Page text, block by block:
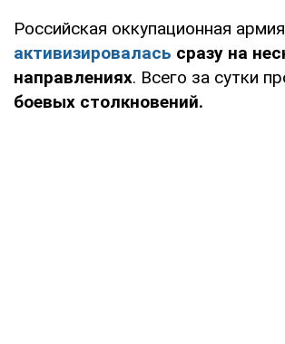
Российская оккупационная армия
активизировалась сразу на
направлениях. Всего за сутки
боевых столкновений.